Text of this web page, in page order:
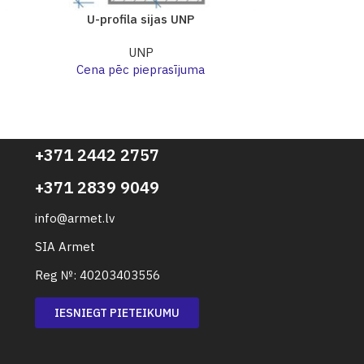
U-profila sijas UNP
UNP
Cena pēc pieprasījuma
+371 2442 2757
+371 2839 9049
info@armet.lv
SIA Armet
Reg №: 40203403556
IESNIEGT PIETEIKUMU